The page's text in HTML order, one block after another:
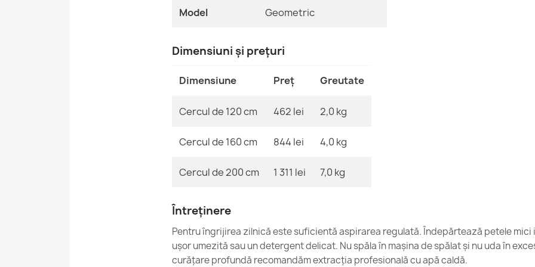
spălabil
170,90 lej
Model Geometric
Dimensiuni și prețuri
Dimensiune Preț Greutate
Cercul de 120 cm 462 lei 2,0 kg
Cercul de 160 cm 844 lei 4,0 kg
Cercul de 200 cm 1 311 lei 7,0 kg
Întreținere
Pentru îngrijirea zilnică este suficientă aspirarea regulată. Îndepărtează petele mici
ușor umezită sau un detergent delicat. Nu spăla în mașina de spălat și nu uda în
curățare profundă recomandăm extracția profesională cu apă caldă.